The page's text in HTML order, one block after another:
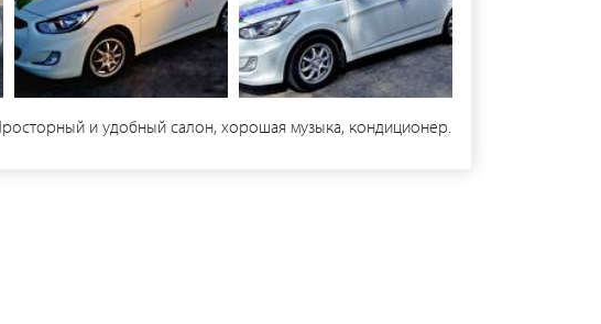
и удобный салон, хорошая музыка, кондиционер.